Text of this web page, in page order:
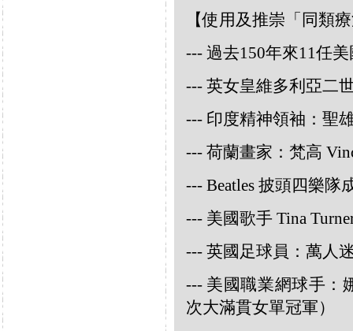
【使用及推崇「同類
--- 過去150年來11任
--- 英女皇維多利亞二
--- 印度精神領袖：聖
--- 荷蘭畫家：梵高
--- Beatles 披頭四樂隊
--- 美國歌手 Tina
--- 英國足球員：萬人
--- 美國職業網球手：
次大滿貫女單冠軍）